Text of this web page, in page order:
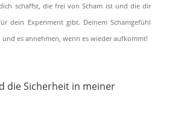
schaffst, die frei von Scham ist und die dir
dein Experiment gibt. Deinem Schamgefühl
es annehmen, wenn es wieder aufkommt!
die Sicherheit in meiner